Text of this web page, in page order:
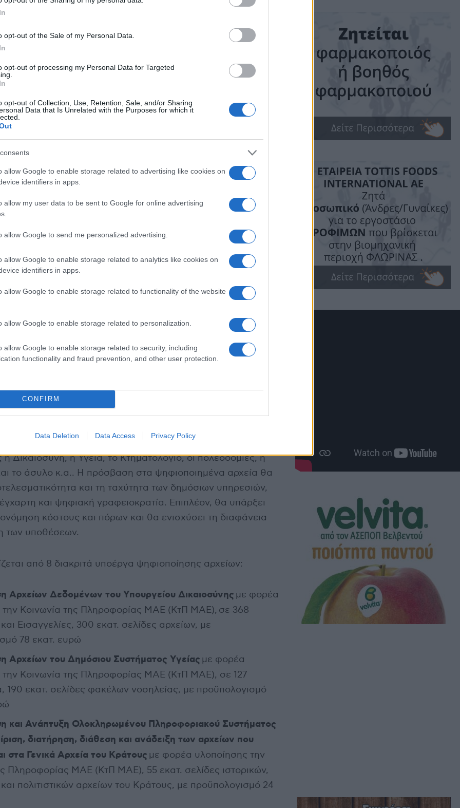
opt-out of the Sale of my Personal Data.
opt-out of processing my Personal Data for Targeted
opt-out of Collection, Use, Retention, Sale, and/or Sharing
Data that Is Unrelated with the Purposes for which it
allow Google to enable storage related to advertising like cookies on
identifiers in apps.
allow my user data to be sent to Google for online advertising
allow Google to send me personalized advertising.
allow Google to enable storage related to analytics like cookies on
identifiers in apps.
allow Google to enable storage related to functionality of the website
allow Google to enable storage related to personalization.
allow Google to enable storage related to security, including
functionality and fraud prevention, and other user protection.
CONFIRM
Data Deletion Data Access Privacy Policy
Σχεδίου Ανάκαμψης και Ανθεκτικότητας Ελλάδα 2.0,
Διακυβέρνησης σε συνεργασία με τα Υπουργεία
και Αθλητισμού, Υγείας, Υποδομών και Μεταφορών,
και Ασύλου και Ναυτιλίας και Νησιωτικής
τη Δράση «Ψηφιοποίηση των Αρχείων του Κράτους». Με
ευρώ Φ.Π.Α. από εθνικούς πόρους), είναι ένα από τα
τους σε νέα ολοκληρωμένα πληροφοριακά
των επιχειρήσεων σε βασικούς τομείς της Δημόσιας
Δικαιοσύνη, η Υγεία, το Κτηματολόγιο, οι πολεοδομίες, η
το άσυλο κ.α.. Η πρόσβαση στα ψηφιοποιημένα αρχεία θα
και τη ταχύτητα των δημόσιων υπηρεσιών,
και ψηφιακή γραφειοκρατία. Επιπλέον, θα υπάρξει
κόστους και πόρων και θα ενισχύσει τη διαφάνεια
των υποθέσεων.
από 8 διακριτά υποέργα ψηφιοποίησης αρχείων:
Αρχείων Δεδομένων του Υπουργείου Δικαιοσύνης με φορέα
την Κοινωνία της Πληροφορίας ΜΑΕ (ΚτΠ ΜΑΕ), σε 368
Εισαγγελίες, 300 εκατ. σελίδες αρχείων, με
78 εκατ. ευρώ
Αρχείων του Δημόσιου Συστήματος Υγείας με φορέα
την Κοινωνία της Πληροφορίας ΜΑΕ (ΚτΠ ΜΑΕ), σε 127
190 εκατ. σελίδες φακέλων νοσηλείας, με προϋπολογισμό
και Ανάπτυξη Ολοκληρωμένου Πληροφοριακού Συστήματος
διατήρηση, διάθεση και ανάδειξη των αρχείων που
στα Γενικά Αρχεία του Κράτους με φορέα υλοποίησης την
Πληροφορίας ΜΑΕ (ΚτΠ ΜΑΕ), 55 εκατ. σελίδες ιστορικών,
και πολιτιστικών αρχείων του Κράτους, με προϋπολογισμό 24